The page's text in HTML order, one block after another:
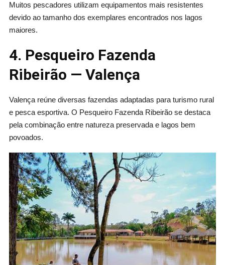
Muitos pescadores utilizam equipamentos mais resistentes
devido ao tamanho dos exemplares encontrados nos lagos
maiores.
4. Pesqueiro Fazenda
Ribeirão — Valença
Valença reúne diversas fazendas adaptadas para turismo rural
e pesca esportiva. O Pesqueiro Fazenda Ribeirão se destaca
pela combinação entre natureza preservada e lagos bem
povoados.